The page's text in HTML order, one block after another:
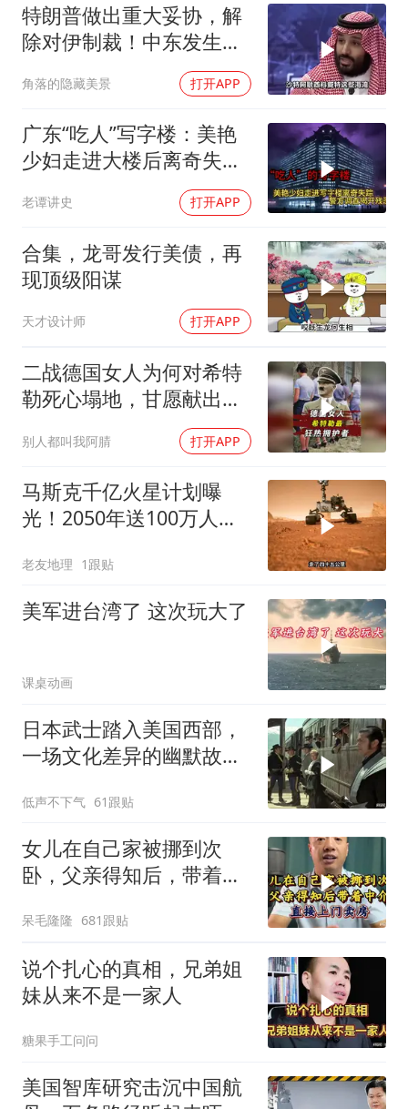
景区回应“麦积山石窟看完需2000元”
曹颖儿子首次演长剧
全球最大级别运输船通过长江大桥
奋力开创中国式现代化建设新局面
特朗普做出重大妥协，解
除对伊制裁！中东发生怎
角落的隐藏美景 打开APP
广东“吃人”写字楼：美艳
少妇走进大楼后离奇失
踪，警方调查揭开残忍真
相
老谭讲史 打开APP
合集，龙哥发行美债，再
现顶级阳谋
天才设计师 打开APP
二战德国女人为何对希特
勒死心塌地，甘愿献出一
别人都叫我阿腈 打开APP
马斯克千亿火星计划曝
光！2050年送100万人上
老友地理 1跟贴
美军进台湾了 这次玩大了
课桌动画
日本武士踏入美国西部，
一场文化差异的幽默故事
低声不下气 61跟贴
女儿在自己家被挪到次
卧，父亲得知后，带着中
呆毛隆隆 681跟贴
说个扎心的真相，兄弟姐
妹从来不是一家人
糖果手工问问
美国智库研究击沉中国航